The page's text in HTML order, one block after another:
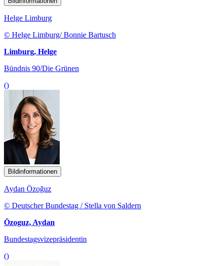
Helge Limburg
© Helge Limburg/ Bonnie Bartusch
Limburg, Helge
Bündnis 90/Die Grünen
()
Bildinformationen
Aydan Özoğuz
© Deutscher Bundestag / Stella von Saldern
Özoguz, Aydan
Bundestagsvizepräsidentin
()